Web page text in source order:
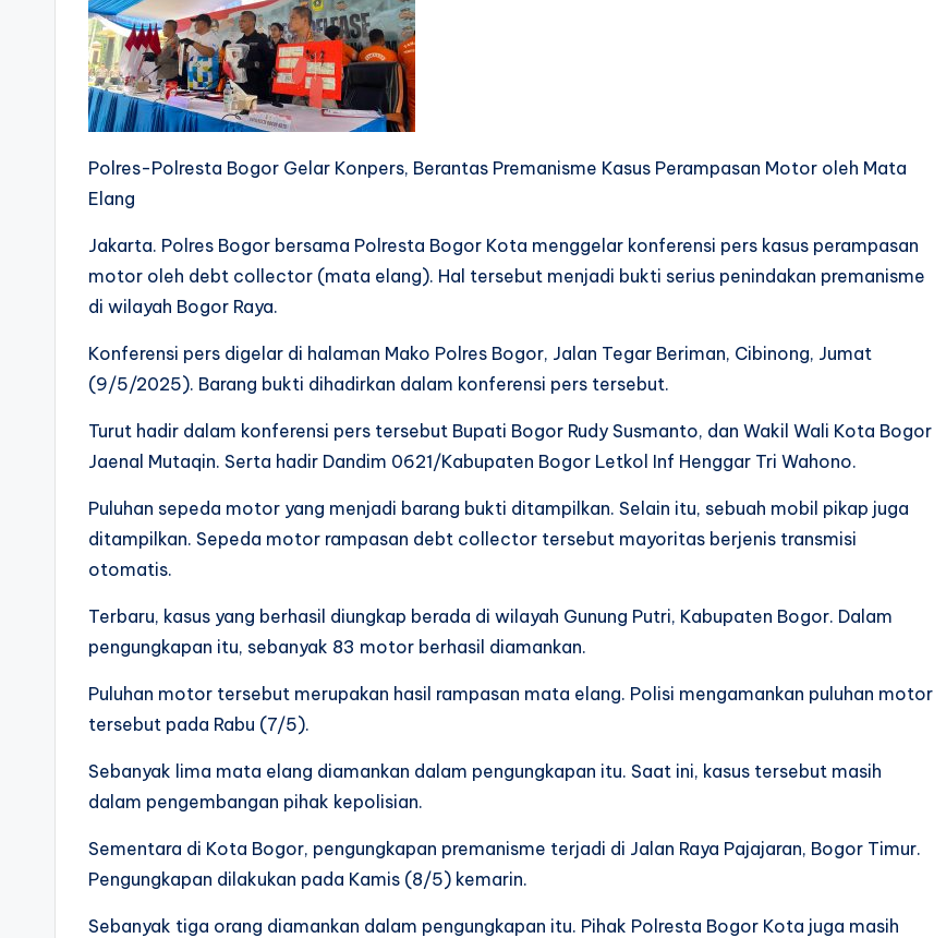
Polres-Polresta Bogor Gelar Konpers, Berantas Premanisme Kasus Perampasan Motor oleh Mata
Elang
Jakarta. Polres Bogor bersama Polresta Bogor Kota menggelar konferensi pers kasus perampasan
motor oleh debt collector (mata elang). Hal tersebut menjadi bukti serius penindakan premanisme
di wilayah Bogor Raya.
Konferensi pers digelar di halaman Mako Polres Bogor, Jalan Tegar Beriman, Cibinong, Jumat
(9/5/2025). Barang bukti dihadirkan dalam konferensi pers tersebut.
Turut hadir dalam konferensi pers tersebut Bupati Bogor Rudy Susmanto, dan Wakil Wali Kota Bogor
Jaenal Mutaqin. Serta hadir Dandim 0621/Kabupaten Bogor Letkol Inf Henggar Tri Wahono.
Puluhan sepeda motor yang menjadi barang bukti ditampilkan. Selain itu, sebuah mobil pikap juga
ditampilkan. Sepeda motor rampasan debt collector tersebut mayoritas berjenis transmisi
otomatis.
Terbaru, kasus yang berhasil diungkap berada di wilayah Gunung Putri, Kabupaten Bogor. Dalam
pengungkapan itu, sebanyak 83 motor berhasil diamankan.
Puluhan motor tersebut merupakan hasil rampasan mata elang. Polisi mengamankan puluhan motor
tersebut pada Rabu (7/5).
Sebanyak lima mata elang diamankan dalam pengungkapan itu. Saat ini, kasus tersebut masih
dalam pengembangan pihak kepolisian.
Sementara di Kota Bogor, pengungkapan premanisme terjadi di Jalan Raya Pajajaran, Bogor Timur.
Pengungkapan dilakukan pada Kamis (8/5) kemarin.
Sebanyak tiga orang diamankan dalam pengungkapan itu. Pihak Polresta Bogor Kota juga masih